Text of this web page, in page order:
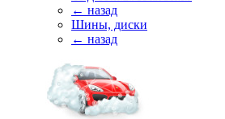
← назад
Шины, диски
← назад